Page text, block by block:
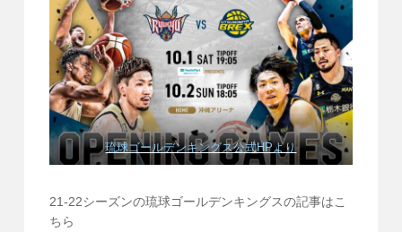
琉球ゴールデンキングス公式HPより
21-22シーズンの琉球ゴールデンキングスの記事はこ
ちら